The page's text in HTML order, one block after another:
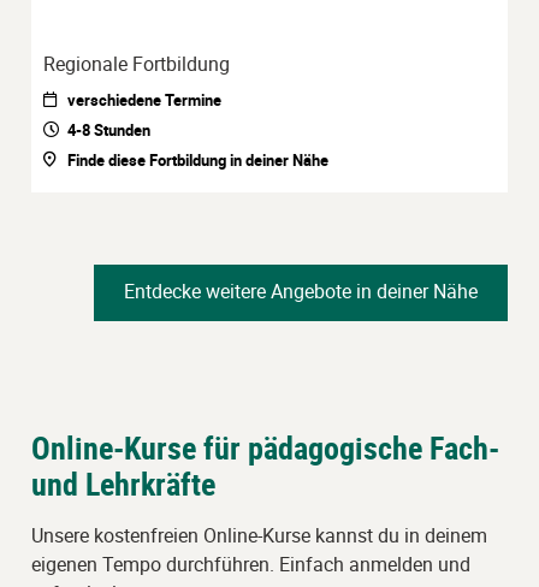
Regionale Fortbildung
verschiedene Termine
4-8 Stunden
Finde diese Fortbildung in deiner Nähe
Entdecke weitere Angebote in deiner Nähe
Online-Kurse für pädagogische Fach-
und Lehrkräfte
Unsere kostenfreien Online-Kurse kannst du in deinem
eigenen Tempo durchführen. Einfach anmelden und